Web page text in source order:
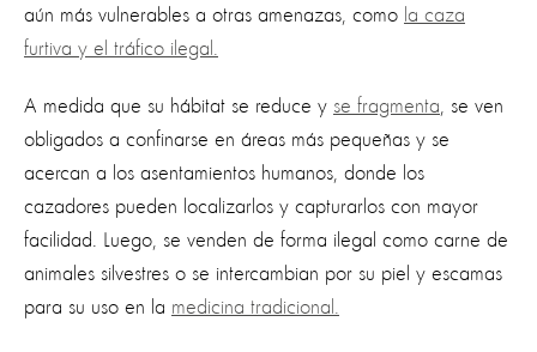
aún más vulnerables a otras amenazas, como la caza
furtiva y el tráfico ilegal.
A medida que su hábitat se reduce y se fragmenta, se ven
obligados a confinarse en áreas más pequeñas y se
acercan a los asentamientos humanos, donde los
cazadores pueden localizarlos y capturarlos con mayor
facilidad. Luego, se venden de forma ilegal como carne de
animales silvestres o se intercambian por su piel y escamas
para su uso en la medicina tradicional.